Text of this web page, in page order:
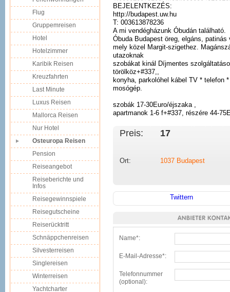
BEJELENTKEZÉS:
http://budapest.uw.hu
T: 003613878236
A mi vendégházunk Óbudán található.
Óbuda Budapest öreg, elgáns, patinás
mely közel Margit-szigethez.
utazoknak
szobákat kinál Díjmentes
törölköz+#337,,
konyha, parkolóhel kábel TV * telefon
mosógép.
szobák 17-30Euro/éjszaka ,
apartmanok 1-6 f+#337, részére 44-
Preis: 17 
Ort: 1037 Budapest
Twittern
Name*:
E-Mail-Adresse*:
Telefonnummer
(optional):
Flug
Gruppemreisen
Hotel
Hotelzimmer
Karibik Reisen
Kreuzfahrten
Last Minute
Luxus Reisen
Mallorca Reisen
Nur Hotel
Osteuropa Reisen
Pension
Reiseangebot
Reiseberichte und
Infos
Reisegewinnspiele
Reisegutscheine
Reiserücktritt
Schnäppchenreisen
Silvesterreisen
Singlereisen
Winterreisen
Yachtcharter